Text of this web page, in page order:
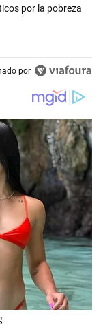
cuestionó a los
por la pobreza
por